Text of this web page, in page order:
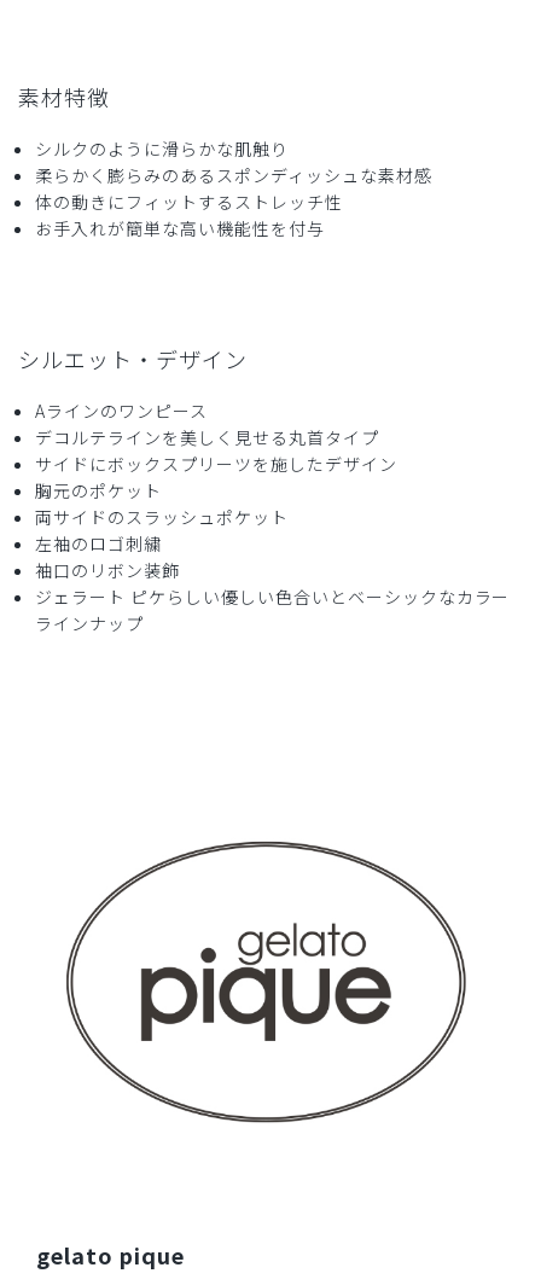
購入確認済み
年齢: 30代 身長:161-165cm
自宅サロンのユニフォームに購入しました。伸縮性があり着
心地もいいです。
そして何よりデザインが可愛い！
ンピース/チャコールグレー/M
役に立った 3
ご購入者様
購入確認済み
年齢:50代 身長:156-160cm 体重:51-55kg
シワ。
ご購入者様
購入確認済み
2025-04-18
年齢:30代 身長:161-165cm 体重: 66-70kg
肌触りもよく、着心地もとても良いです。
買って良かった～！
素材特徴
シルクのように滑らかな肌触り
柔らかく膨らみのあるスポンディッシュな素材感
体の動きにフィットするストレッチ性
お手入れが簡単な高い機能性を付与
シルエット・デザイン
Aラインのワンピース
デコルテラインを美しく見せる丸首タイプ
サイドにボックスプリーツを施したデザイン
胸元のポケット
両サイドのスラッシュポケット
左袖のロゴ刺繍
袖口のリボン装飾
ジェラート ピケらしい優しい色合いとベーシックなカラー
ラインナップ
gelato pique